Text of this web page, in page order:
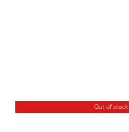
Out of stock